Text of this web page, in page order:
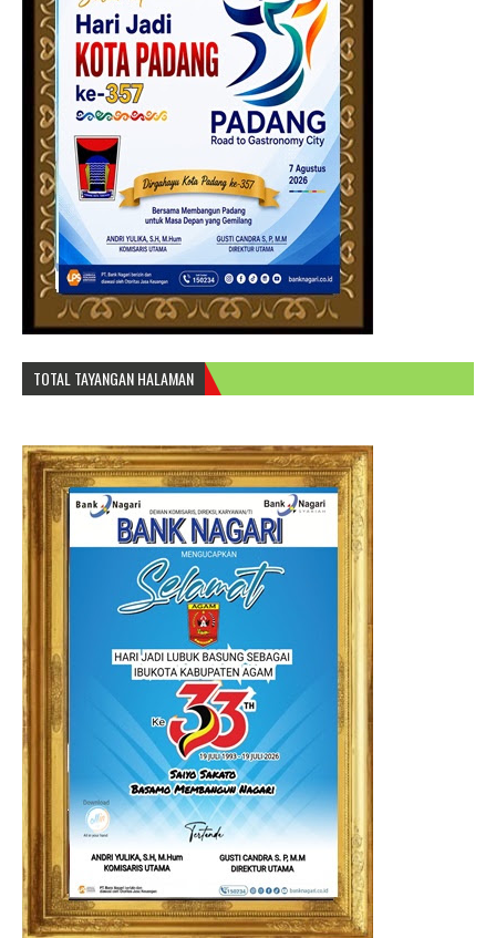
TOTAL TAYANGAN HALAMAN